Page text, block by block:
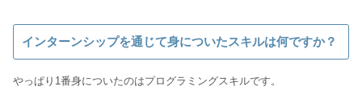
インターンシップを通じて身についたスキルは何ですか？
やっぱり1番身についたのはプログラミングスキルです。